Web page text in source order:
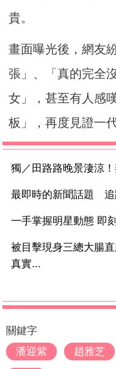
貴。
畫面曝光後，網友
張」、「真的完全
女」，甚至有人感
板」，再度見證一
獨／田路路晚景淒涼
最即時的新聞話題 追
一手掌握明星動態 即
被目擊現身三總大腸
真實...
關鍵字
潘迎紫
趙雅芝